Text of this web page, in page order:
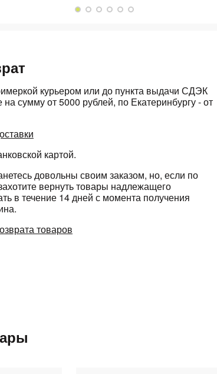
курьером или до пункта выдачи СДЭК
на сумму от 5000 рублей, по Екатеринбургу - от
картой.
довольны своим заказом, но, если по
вернуть товары надлежащего
в течение 14 дней с момента получения
товаров
Оставшиеся
с вашей карты
об